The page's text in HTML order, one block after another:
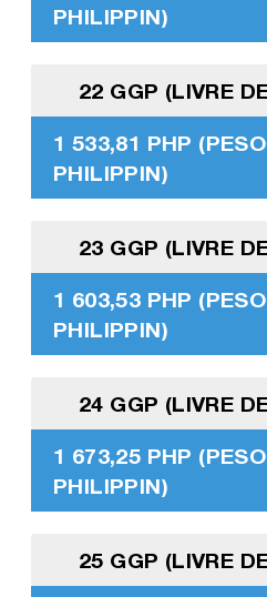
PHILIPPIN)
22 GGP (LIVRE
1 533,81 PHP (PESO
PHILIPPIN)
23 GGP (LIVRE
1 603,53 PHP (PESO
PHILIPPIN)
24 GGP (LIVRE
1 673,25 PHP (PESO
PHILIPPIN)
25 GGP (LIVRE